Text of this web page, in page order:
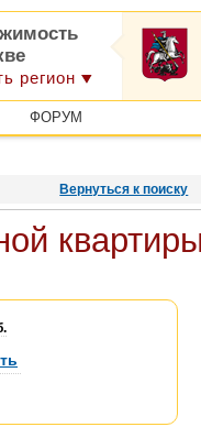
регион
ФОРУМ
Вернуться к поиску